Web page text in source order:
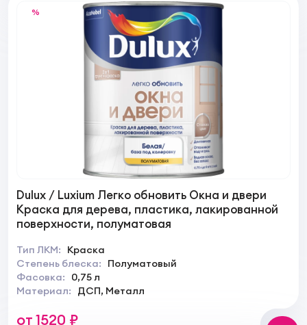
%
Dulux / Luxium Легко обновить Окна и двери
Краска для дерева, пластика, лакированной
поверхности, полуматовая
Тип ЛКМ:
Краска
Степень блеска:
Полуматовый
Фасовка:
0,75 л
Материал:
ДСП, Металл
от 1520 ₽